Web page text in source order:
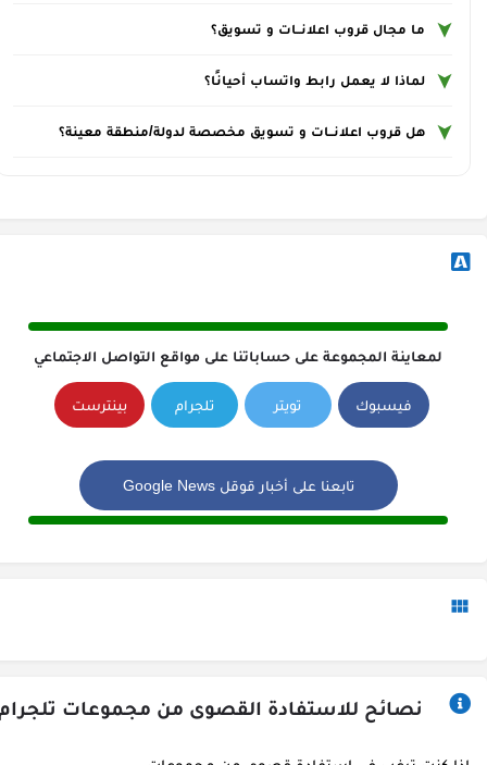
ما مجال قروب اعلانــات و تسويق؟
لماذا لا يعمل رابط واتساب أحيانًا؟
هل قروب اعلانــات و تسويق مخصصة لدولة/منطقة معينة؟
لمعاينة المجموعة على حساباتنا على مواقع التواصل الاجتماعي
فيسبوك تويتر تلجرام بينترست
تابعنا على أخبار قوقل Google News
نصائح للاستفادة القصوى من مجموعات